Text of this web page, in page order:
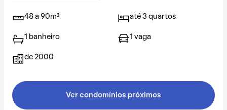
48 a 90m² até 3 quartos
1 banheiro 1 vaga
de 2000
Ver condomínios próximos